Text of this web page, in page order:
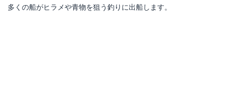
多くの船がヒラメや青物を狙う釣りに出船します。